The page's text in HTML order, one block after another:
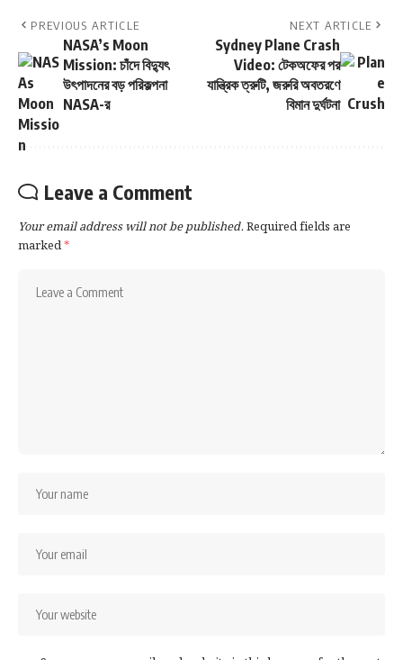
প্রতিদিন সকালে খালি পেটে কালোজিরা
জল পান: ডায়াবেটিস নিয়ন্ত্রণ, ওজন
কমানো, হজমশক্তি ও ইমিউনিটি—
জল—অনেকের মতে—মেটাবলিজম, হজম ও সাধারণ রোগ
ভেতরের কিছু প্রাকৃতিক যৌগ, অ্যান্টিঅক্সিডেন্ট ও ফাইবারের
PREVIOUS ARTICLE
NASA’s Moon
Mission: চাঁদে বিদ্যুৎ
উৎপাদনের বড় পরিকল্পনা
NASA-র
NEXT ARTICLE
Sydney Plane Crash
Video: টেকঅফের পর
যান্ত্রিক ত্রুটি, জরুরি অবতরণে
বিমান দুর্ঘটনা
Leave a Comment
Your email address will not be published. Required fields are
marked*